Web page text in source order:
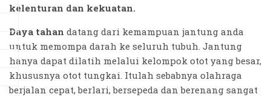
kelenturan dan kekuatan.
Daya tahan datang dari kemampuan jantung anda
untuk memompa darah ke seluruh tubuh. Jantung
hanya dapat dilatih melalui kelompok otot yang besar,
khususnya otot tungkai. Itulah sebabnya olahraga
berjalan cepat, berlari, bersepeda dan berenang sangat